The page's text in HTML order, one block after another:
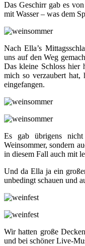
Das Geschirr gab es
mit Wasser – was dem
Nach Ella’s
uns auf den Weg
Das kleine Schloss hier
mich so verzaubert hat,
eingefangen.
Es gab übrigens
Weinsommer, sondern
in diesem Fall auch mit
Und da Ella ja ein
unbedingt schauen und
Wir hatten große
und bei schöner Live-